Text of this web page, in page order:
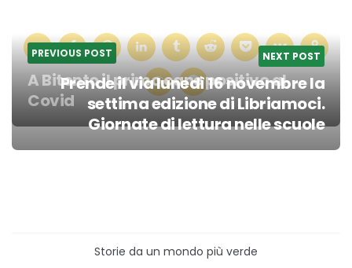
Post
navigation
PREVIOUS POST
A Bitonto il primo cane positivo al
Covid
NEXT POST
Prende il via lunedì 16 novembre la
settima edizione di Libriamoci.
Giornate di lettura nelle scuole
Storie da un mondo più verde